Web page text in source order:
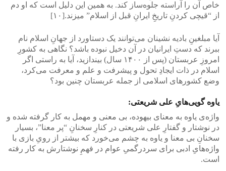
خاص آن را آراسته جلوه‌ساز کند. به همین این دلیل است که او دم
از “قیچی کردنِ تاریخِ ایرانِ قبل از اسلام” میزند.[۱۰]
آیا مبلغینِ بادیه نشینان می‌توانند یک دستاورد از جهانِ اسلام نام
ببرند که دستِ ایرانیان در آن دخیل نبوده باشد؟ نگاهی‌ به کشورِ
امروزِ عربستان (پس از ۱۴۰۰ سال) بیندازید، آیا به راستی‌ اگر
اسلام در ذات ایجادِ تحول و پیشرفت و علم و معرفت می‌کرد،
وضع کشور‌های اسلامی از جمله عربستان چنین بود؟
یاوه گویی‌هایِ علی‌ شریعتی:
واژه‌ی یاوه به معنای بیهوده، بی‌ معنی‌ و مهمل به کار گرفته شده و
در نوشتار و گفتارِ علی‌ شریعتی در کنارِ سخنانِ “پر معنا”، بسیار
سخنانِ بی‌ معنا و یاوه به چشم می‌خورد که بیشتر از رویِ بازی با
واژه‌هایِ ادبی‌ برای سردرگمیِ عوام در فهمِ نوشتارش به کار رفته
است.